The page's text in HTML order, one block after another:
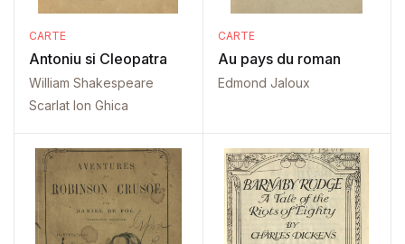
CARTE
Antoniu si Cleopatra
William Shakespeare
Scarlat Ion Ghica
CARTE
Au pays du roman
Edmond Jaloux